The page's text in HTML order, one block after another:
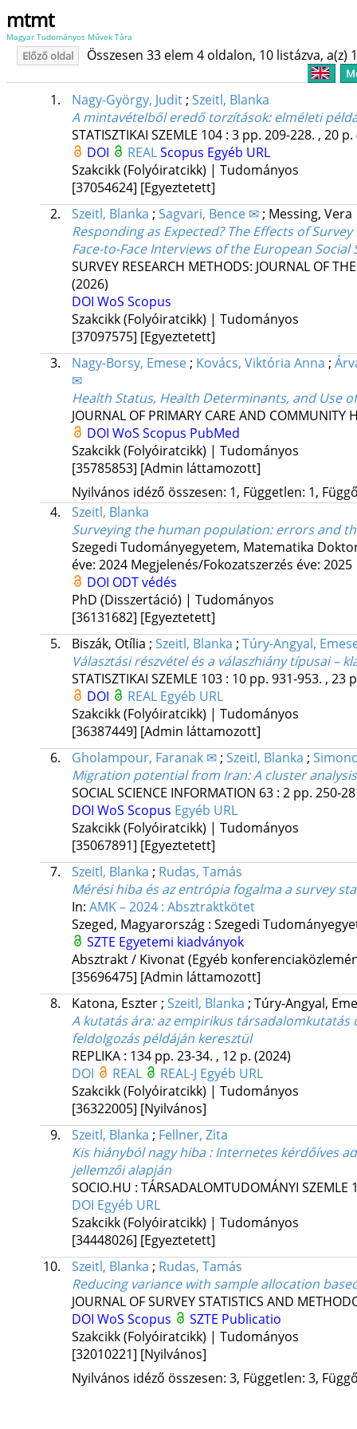
mtmt
Magyar Tudományos Művek Tára
Előző oldal Összesen 33 elem 4 oldalon, 10 listázva, a(z)
1. Nagy-György, Judit; Szeitl, Blanka
A mintavételből eredő torzítások: elméleti
STATISZTIKAI SZEMLE 104: 3 pp. 209-228. , 20 p.
DOI
REALScopus Egyéb URL
Szakcikk (Folyóiratcikk) | Tudományos
[37054624] [Egyeztetett]
2.
Szeitl, Blanka ; Sagvari, Bence ✉; Messing, Vera
Responding as Expected? The Effects of
Face-to-Face Interviews of the European Social
SURVEY RESEARCH METHODS: JOURNAL OF
(2026)
DOI WoS Scopus
Szakcikk (Folyóiratcikk) | Tudományos
[37097575] [Egyeztetett]
3.
Nagy-Borsy, Emese; Kovács, Viktória Anna ;
✉
Health Status, Health Determinants, and Use
JOURNAL OF PRIMARY CARE AND COMMUNITY
DOI WoS Scopus PubMed
Szakcikk (Folyóiratcikk) | Tudományos
[35785853] [Admin láttamozott]
Nyilvános idéző összesen: 1, Független: 1,
4.
Szeitl, Blanka
Surveying the human population: errors and
Szegedi Tudományegyetem, Matematika
éve: 2024 Megjelenés/Fokozatszerzés éve: 2025
DOI ODT védés
PhD (Disszertáció) | Tudományos
[36131682] [Egyeztetett]
5.
Biszák, Otília ; Szeitl, Blanka ; Túry-Angyal,
Választási részvétel és a válaszhiány típusai –
STATISZTIKAI SZEMLE 103: 10 pp. 931-953. , 23
DOI
REAL Egyéb URL
Szakcikk (Folyóiratcikk) | Tudományos
[36387449] [Admin láttamozott]
6.
Gholampour, Faranak ✉; Szeitl, Blanka ;
Migration potential from Iran: A cluster
SOCIAL SCIENCE INFORMATION 63: 2 pp. 250-
DOI WoS Scopus Egyéb URL
Szakcikk (Folyóiratcikk) | Tudományos
[35067891] [Egyeztetett]
7.
Szeitl, Blanka ; Rudas, Tamás
Mérési hiba és az entrópia fogalma a survey
In: AMK – 2024 : Absztraktkötet
Szeged, Magyarország : Szegedi
SZTE Egyetemi kiadványok
Absztrakt / Kivonat (Egyéb
[35696475] [Admin láttamozott]
8.
Katona, Eszter; Szeitl, Blanka ; Túry-Angyal,
A kutatás ára: az empirikus társadalomkutatás
feldolgozás példáján keresztül
REPLIKA : 134 pp. 23-34. , 12 p. (2024)
DOI
REAL REAL-J Egyéb URL
Szakcikk (Folyóiratcikk) | Tudományos
[36322005] [Nyilvános]
9.
Szeitl, Blanka ; Fellner, Zita
Kis hiányból nagy hiba : Internetes kérdőíves
jellemzői alapján
SOCIO.HU : TÁRSADALOMTUDOMÁNYI SZEMLE
DOI Egyéb URL
Szakcikk (Folyóiratcikk) | Tudományos
[34448026] [Egyeztetett]
10.
Szeitl, Blanka ; Rudas, Tamás
Reducing variance with sample allocation
JOURNAL OF SURVEY STATISTICS AND
DOI WoS Scopus
SZTE Publicatio
Szakcikk (Folyóiratcikk) | Tudományos
[32010221] [Nyilvános]
Nyilvános idéző összesen: 3, Független: 3,